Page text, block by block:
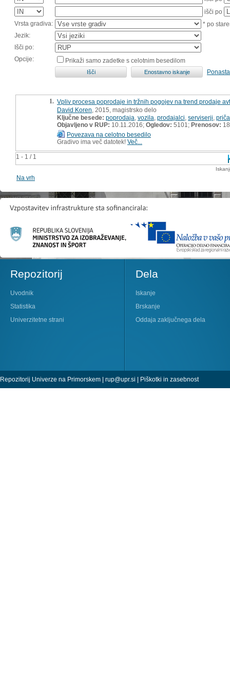
išči po
Vrsta gradiva:
* po
Jezik:
Išči po:
Opcije:
Prikaži samo zadetke s celotnim besedilom
1 - 1 / 1
1. Vpliv procesa poprodaje in tržnih pogojev na trend prodaje
David Koren , 2015, magistrsko delo
Ključne besede: poprodaja vozila prodajalci serviserji
Objavljeno v RUP: 10.11.2016; Ogledov: 5101; Prenosov:
Povezava na celotno besedilo
Gradivo ima več datotek! Več...
Na vrh
Repozitorij
Uvodnik
Statistika
Univerzitetne strani
Dela
Iskanje
Brskanje
Oddaja zaključnega dela
Repozitorij Univerze na Primorskem | rup@upr.si | Piškotki in zasebnost